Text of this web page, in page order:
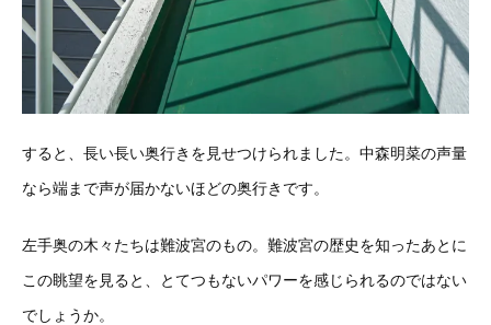
すると、長い長い奥行きを見せつけられました。中森明菜の声量
なら端まで声が届かないほどの奥行きです。
左手奥の木々たちは難波宮のもの。難波宮の歴史を知ったあとに
この眺望を見ると、とてつもないパワーを感じられるのではない
でしょうか。